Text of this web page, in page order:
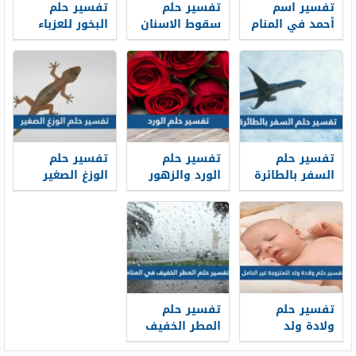
تفسير اسم
أحمد في المنام
للعزباء
والمتزوجة
والحامل
تفسير حلم
سقوط الاسنان
بدون دم في
المنام لابن
سيرين
تفسير حلم
البخور للعزباء
في المنام
والمتزوجة
والحامل
تفسير حلم
السفر بالطائرة
في المنام
تفسير حلم
الورد والزهور
في المنام لابن
سيرين والإمام
صادق
تفسير حلم
الوزغ الصغير
في المنام
تفسير حلم
ولادة ولد
للمتزوجة غير
تفسير حلم
المطر الخفيف
في المنام لابن